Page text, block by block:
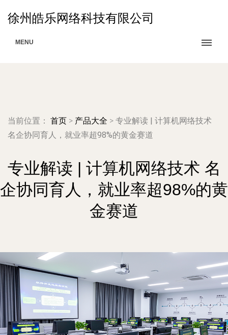
徐州皓乐网络科技有限公司
MENU
当前位置： 首页 > 产品大全 > 专业解读 | 计算机网络技术
名企协同育人，就业率超98%的黄金赛道
专业解读 | 计算机网络技术 名
企协同育人，就业率超98%的黄
金赛道